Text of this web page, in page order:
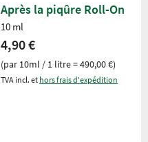
Après la piqûre Roll-On
10 ml
4,90 €
(par 10ml / 1 litre = 490,00 €)
TVA incl. et hors frais d'expédition